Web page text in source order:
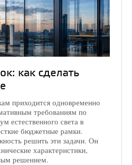
как сделать
приходится одновременно
требованиям по
естественного света в
бюджетные рамки.
решить эти задачи. Он
характеристики,
решением.